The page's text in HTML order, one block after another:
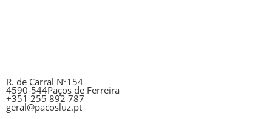
R. de Carral Nº154
4590-544Paços de Ferreira
+351 255 892 787
geral@pacosluz.pt